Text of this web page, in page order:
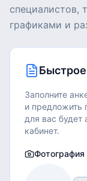
специалистов,
графиками и
Заполните
и предложить
для вас будет
кабинет.
Фотография